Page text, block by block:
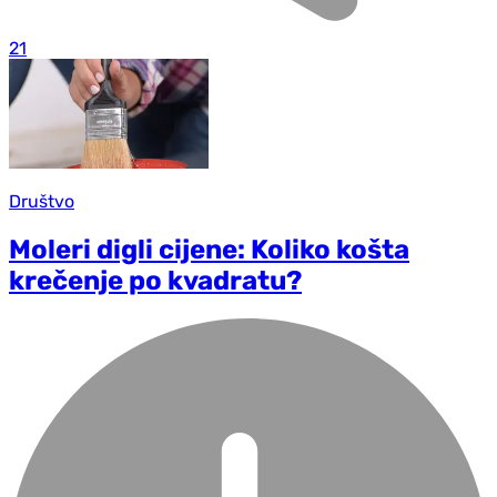
21
Društvo
Moleri digli cijene: Koliko košta
krečenje po kvadratu?